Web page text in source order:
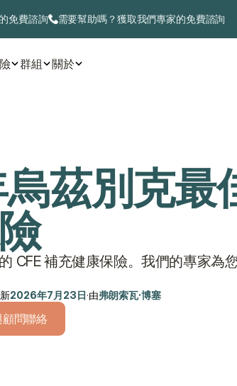
免費諮詢 需要幫助嗎？獲取我們專家的免費諮詢
群組 關於
茲別克最
CFE 補充健康保險。我們的專家為
2026年7月23日·由弗朗索瓦·博塞
顧問聯絡